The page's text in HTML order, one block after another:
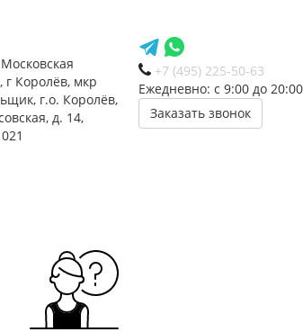
+7 (495) 225-50-63
Ежедневно: с 9:00 до 20:00
Заказать звонок
г Королёв, мкр
г.о. Королёв,
д. 14,